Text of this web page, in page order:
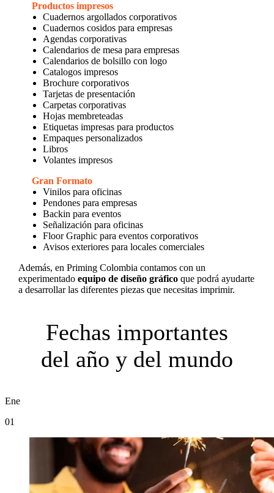
Productos impresos
Cuadernos argollados corporativos
Cuadernos cosidos para empresas
Agendas corporativas
Calendarios de mesa para empresas
Calendarios de bolsillo con logo
Catalogos impresos
Brochure corporativos
Tarjetas de presentación
Carpetas corporativas
Hojas membreteadas
Etiquetas impresas para productos
Empaques personalizados
Libros
Volantes impresos
Gran Formato
Vinilos para oficinas
Pendones para empresas
Backin para eventos
Señalización para oficinas
Floor Graphic para eventos corporativos
Avisos exteriores para locales comerciales
Además, en Priming Colombia contamos con un
experimentado equipo de diseño gráficoque podrá ayudarte
a desarrollar las diferentes piezas que necesitas imprimir.
Fechas importantes
del año y del mundo
Ene
01